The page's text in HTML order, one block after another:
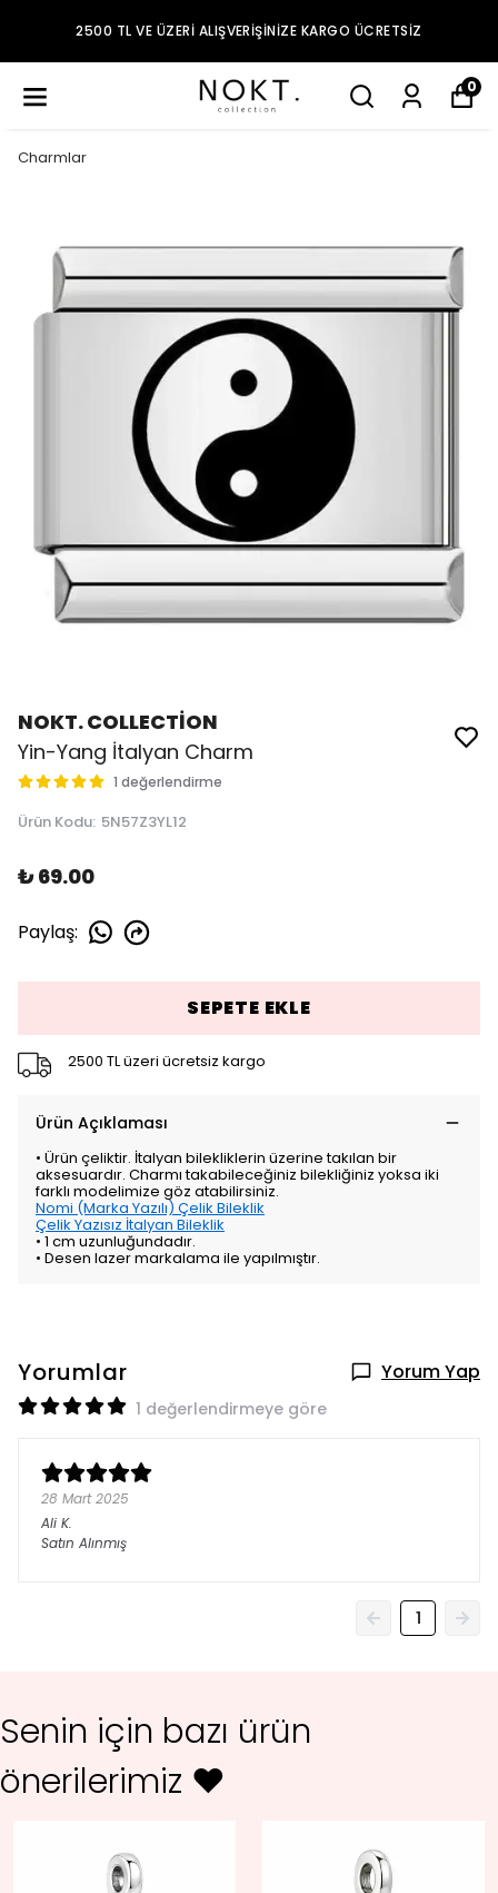
2500 TL VE ÜZERI ALIŞVERIŞINIZE KARGO ÜCRETSIZ
0
Charmlar
NOKT. COLLECTİON
Yin-Yang İtalyan Charm
1 değerlendirme
Ürün Kodu: 5N57Z3YL12
₺ 69.00
Paylaş:
SEPETE EKLE
2500 TL üzeri ücretsiz kargo
Ürün Açıklaması
• Ürün çeliktir. İtalyan bilekliklerin üzerine takılan bir
aksesuardır. Charmı takabileceğiniz bilekliğiniz yoksa iki
farklı modelimize göz atabilirsiniz.
Nomi (Marka Yazılı) Çelik Bileklik
Çelik Yazısız İtalyan Bileklik
• 1 cm uzunluğundadır.
• Desen lazer markalama ile yapılmıştır.
Yorumlar Yorum Yap
1 değerlendirmeye göre
28 Mart 2025
Ali K.
Satın Alınmış
1
Senin için bazı ürün
önerilerimiz ♥